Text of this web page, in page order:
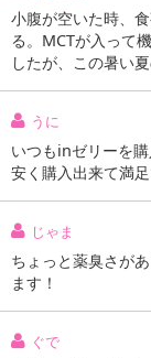
小腹が空いた時、
る。MCTが入って
したが、この暑い
うに
いつもinゼリーを
安く購入出来て満足
じゃま
ちょっと薬臭さが
ます！
ぐで